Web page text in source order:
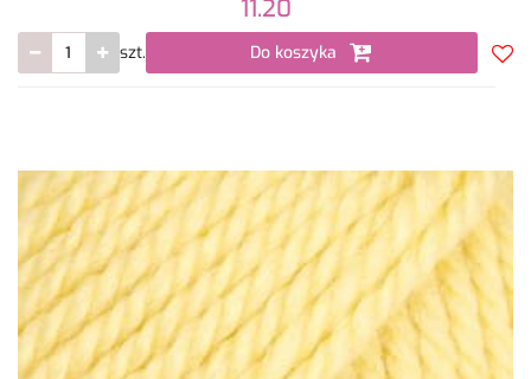
11.20
szt. Do koszyka